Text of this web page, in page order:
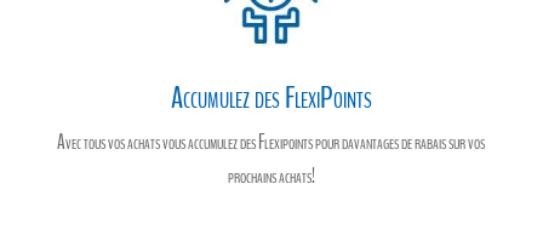
Accumulez des FlexiPoints
Avec tous vos achats vous accumulez des Flexipoints pour davantages de rabais sur vos
prochains achats!